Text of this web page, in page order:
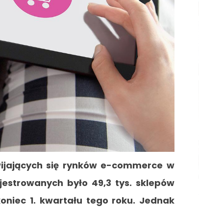
się rynków e-commerce w
było 49,3 tys. sklepów
1. kwartału tego roku. Jednak